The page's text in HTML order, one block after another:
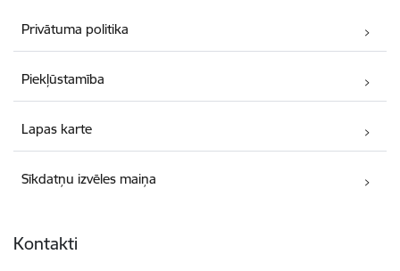
Privātuma politika
Piekļūstamība
Lapas karte
Sīkdatņu izvēles maiņa
Kontakti